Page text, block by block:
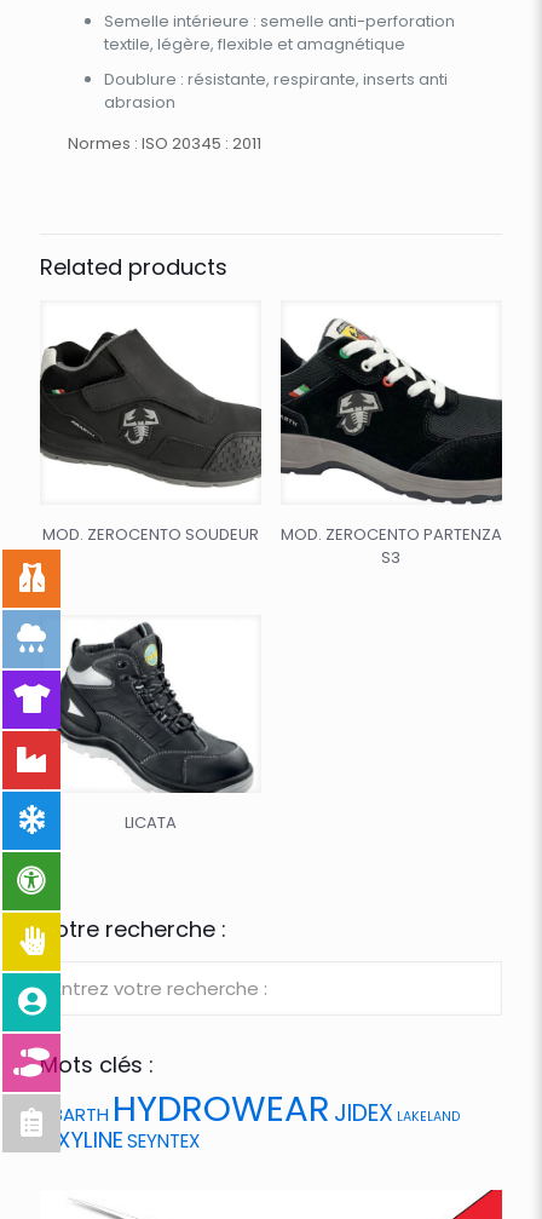
Semelle intérieure : semelle anti-perforation
textile, légère, flexible et amagnétique
Doublure : résistante, respirante, inserts anti
abrasion
Normes : ISO 20345 : 2011
Related products
MOD. ZEROCENTO SOUDEUR
MOD. ZEROCENTO PARTENZA
S3
LICATA
Votre recherche :
Mots clés :
ABARTH HYDROWEAR JIDEX LAKELAND
OXYLINESEYNTEX